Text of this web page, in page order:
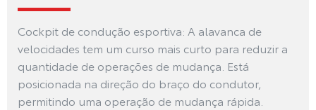
Cockpit de condução esportiva: A alavanca de
velocidades tem um curso mais curto para reduzir a
quantidade de operações de mudança. Está
posicionada na direção do braço do condutor,
permitindo uma operação de mudança rápida.